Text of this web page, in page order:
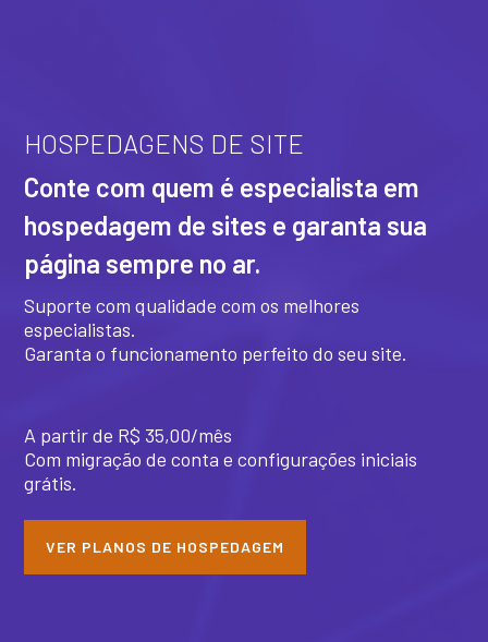
HOSPEDAGENS DE SITE
Conte com quem é especialista em
hospedagem de sites e garanta sua
página sempre no ar.
Suporte com qualidade com os melhores
especialistas.
Garanta o funcionamento perfeito do seu site.
A partir de R$ 35,00/mês
Com migração de conta e configurações iniciais
grátis.
VER PLANOS DE HOSPEDAGEM